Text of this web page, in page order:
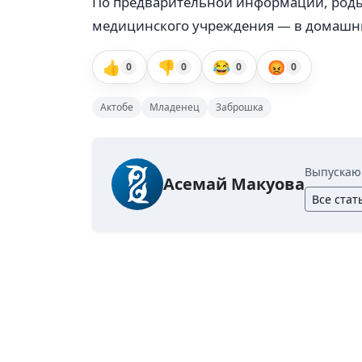
медицинского учреждения — в
👍 0 👎 0 😂 0 😡 0
Актобе Младенец Заброшка
Асемай Макуова
Все